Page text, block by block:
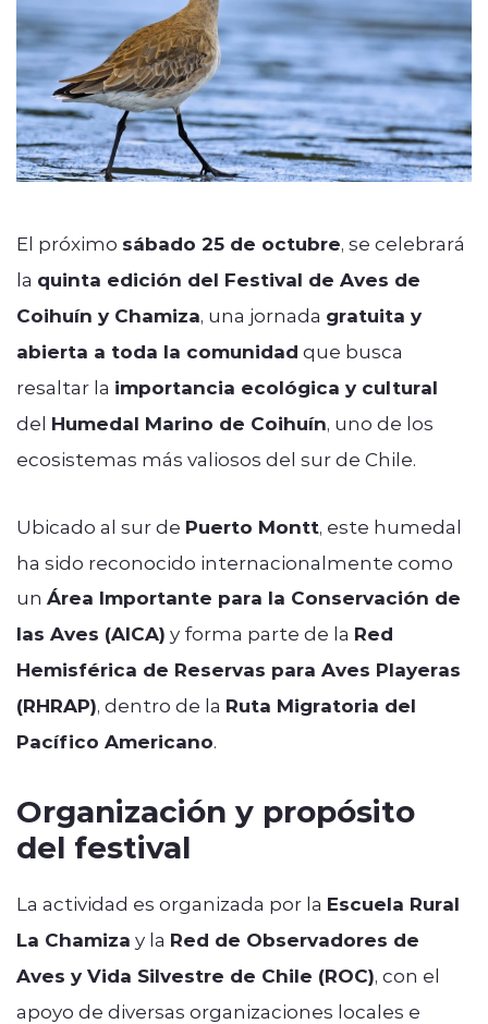
El próximo sábado 25 de octubre, se celebrará
la quinta edición del Festival de Aves de
Coihuín y Chamiza, una jornada gratuita y
abierta a toda la comunidad que busca
resaltar la importancia ecológica y cultural
del Humedal Marino de Coihuín, uno de los
ecosistemas más valiosos del sur de Chile.
Ubicado al sur de Puerto Montt, este humedal
ha sido reconocido internacionalmente como
un Área Importante para la Conservación de
las Aves (AICA) y forma parte de la Red
Hemisférica de Reservas para Aves Playeras
(RHRAP), dentro de la Ruta Migratoria del
Pacífico Americano.
Organización y propósito
del festival
La actividad es organizada por la Escuela Rural
La Chamiza y la Red de Observadores de
Aves y Vida Silvestre de Chile (ROC), con el
apoyo de diversas organizaciones locales e